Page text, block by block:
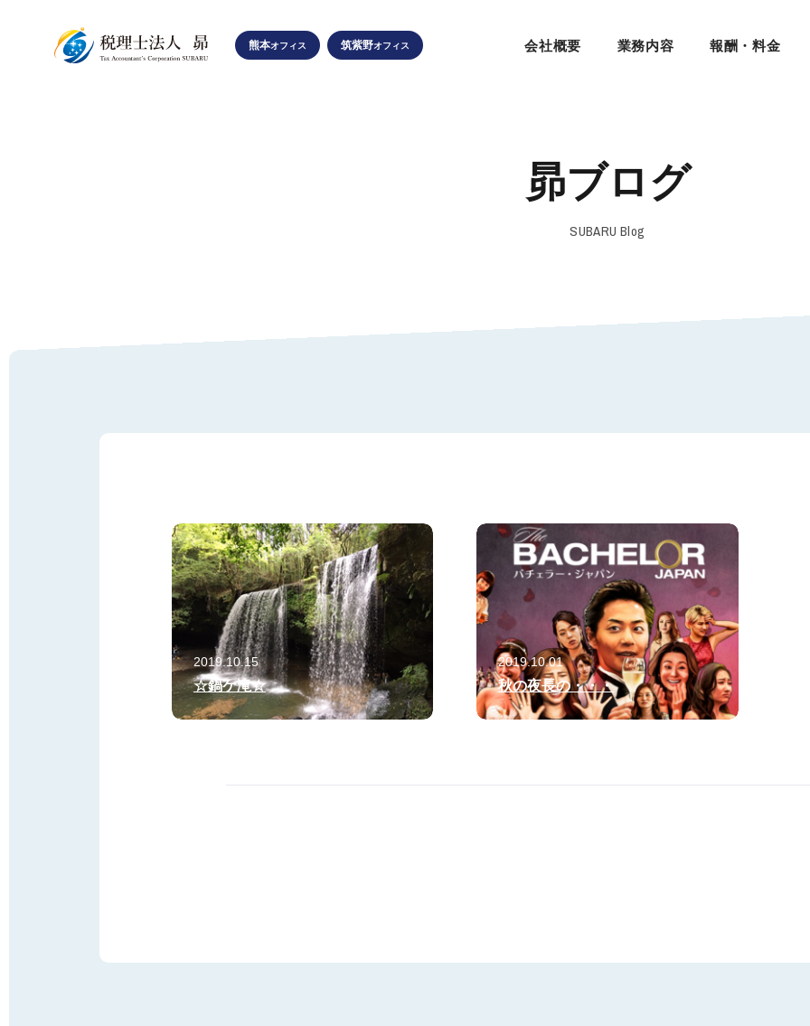
SUBARU 熊本オフィス 筑紫野オフィス 会社概要 業務内容 報酬・料金
昴ブログ
SUBARU Blog
2019.10.15
☆鍋ケ滝☆
2019.10.01
秋の夜長の・・・